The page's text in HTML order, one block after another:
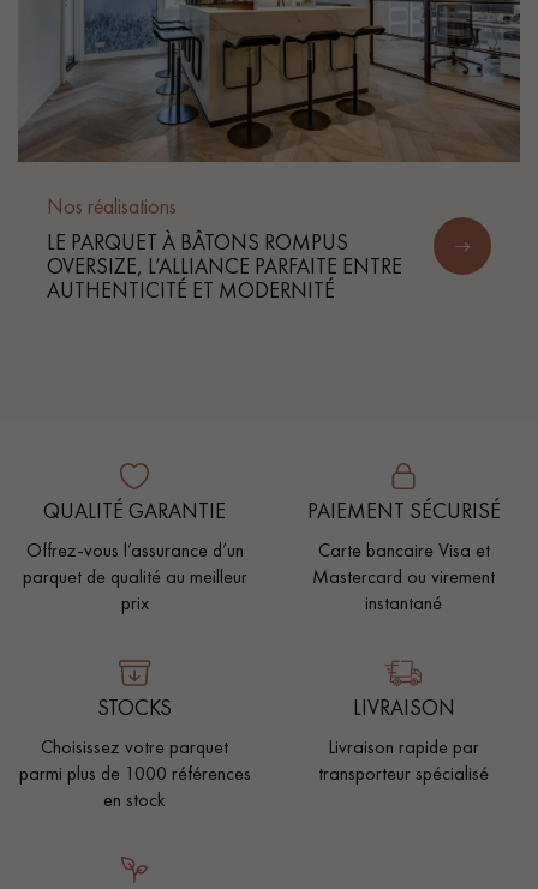
Nos réalisations
LE PARQUET À BÂTONS ROMPUS
OVERSIZE, L’ALLIANCE PARFAITE ENTRE
AUTHENTICITÉ ET MODERNITÉ
QUALITÉ GARANTIE
Offrez-vous l’assurance d’un
parquet de qualité au meilleur
prix
PAIEMENT SÉCURISÉ
Carte bancaire Visa et
Mastercard ou virement
instantané
STOCKS
Choisissez votre parquet
parmi plus de 1000 références
en stock
LIVRAISON
Livraison rapide par
transporteur spécialisé